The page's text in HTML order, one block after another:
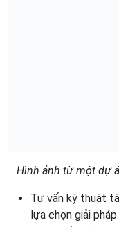
Hình ảnh từ một dự
Tư vấn kỹ thuật
lựa chọn giải